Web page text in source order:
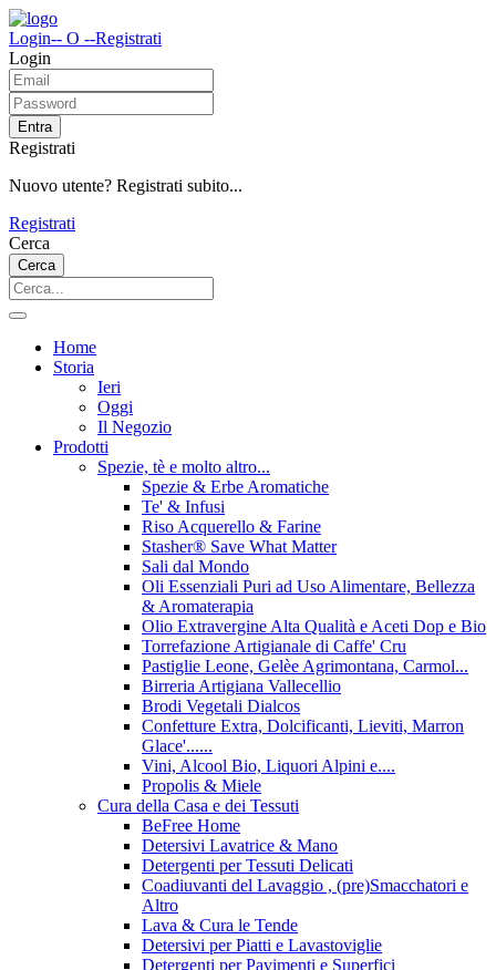
Login-- O --Registrati
Login
Entra
Registrati
Nuovo utente? Registrati subito...
Registrati
Cerca
Cerca
Home
Storia
Ieri
Oggi
Il Negozio
Prodotti
Spezie, tè e molto altro...
Spezie & Erbe Aromatiche
Te' & Infusi
Riso Acquerello & Farine
Stasher®️ Save What Matter
Sali dal Mondo
Oli Essenziali Puri ad Uso Alimentare, Bellezza
& Aromaterapia
Olio Extravergine Alta Qualità e Aceti Dop e Bio
Torrefazione Artigianale di Caffe' Cru
Pastiglie Leone, Gelèe Agrimontana, Carmol...
Birreria Artigiana Vallecellio
Brodi Vegetali Dialcos
Confetture Extra, Dolcificanti, Lieviti, Marron
Glace'......
Vini, Alcool Bio, Liquori Alpini e....
Propolis & Miele
Cura della Casa e dei Tessuti
BeFree Home
Detersivi Lavatrice & Mano
Detergenti per Tessuti Delicati
Coadiuvanti del Lavaggio , (pre)Smacchatori e
Altro
Lava & Cura le Tende
Detersivi per Piatti e Lavastoviglie
Detergenti per Pavimenti e Superfici